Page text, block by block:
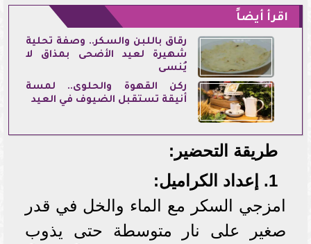
اقرأ أيضاً
رقاق باللبن والسكر.. وصفة تحلية
شهيرة لعيد الأضحى بمذاق لا
يُنسى
ركن القهوة والحلوى.. لمسة
أنيقة تستقبل الضيوف في العيد
طريقة التحضير:
1. إعداد الكراميل:
امزجي السكر مع الماء والخل في قدر
صغير على نار متوسطة حتى يذوب